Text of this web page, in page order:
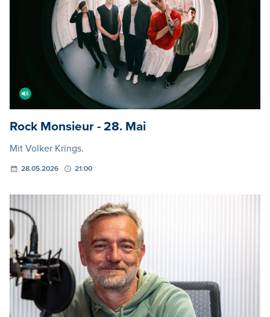
Rock Monsieur - 28. Mai
Mit Volker Krings.
28.05.2026 21:00